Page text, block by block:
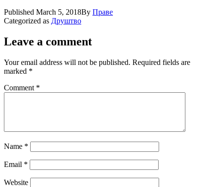
Published March 5, 2018By Праве
Categorized as Друштво
Leave a comment
Your email address will not be published. Required fields are
marked *
Comment *
Name *
Email *
Website